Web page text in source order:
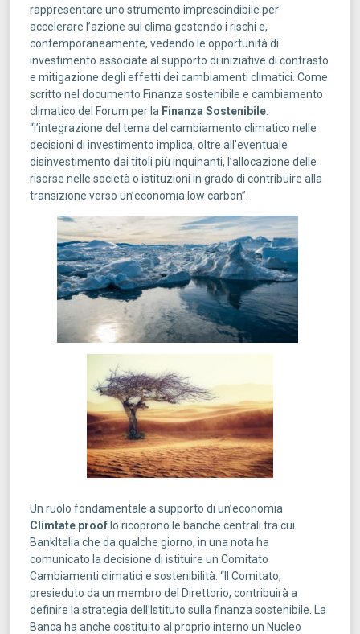
rappresentare uno strumento imprescindibile per
accelerare l’azione sul clima gestendo i rischi e,
contemporaneamente, vedendo le opportunità di
investimento associate al supporto di iniziative di contrasto
e mitigazione degli effetti dei cambiamenti climatici. Come
scritto nel documento Finanza sostenibile e cambiamento
climatico del Forum per la Finanza Sostenibile:
“l’integrazione del tema del cambiamento climatico nelle
decisioni di investimento implica, oltre all’eventuale
disinvestimento dai titoli più inquinanti, l’allocazione delle
risorse nelle società o istituzioni in grado di contribuire alla
transizione verso un’economia low carbon”.
Un ruolo fondamentale a supporto di un’economia
Climtate proof lo ricoprono le banche centrali tra cui
BankItalia che da qualche giorno, in una nota ha
comunicato la decisione di istituire un Comitato
Cambiamenti climatici e sostenibilità. “Il Comitato,
presieduto da un membro del Direttorio, contribuirà a
definire la strategia dell’Istituto sulla finanza sostenibile. La
Banca ha anche costituito al proprio interno un Nucleo